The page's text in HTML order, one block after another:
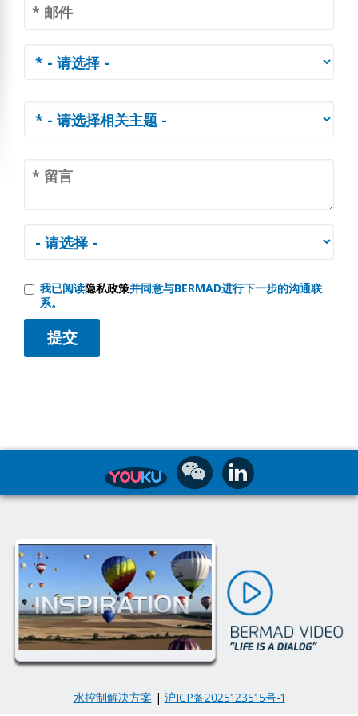
我已阅读隐私政策并同意与BERMAD进行下一步的沟通联
系。
水控制解决方案 | 沪ICP备2025123515号-1